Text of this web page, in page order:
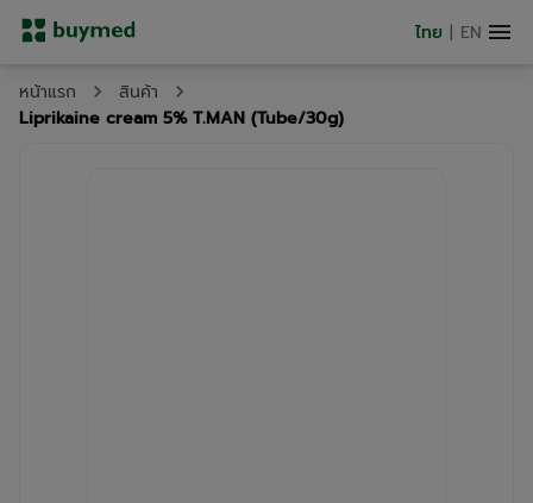
ไทย | EN
หน้าแรก
สินค้า
Liprikaine cream 5% T.MAN (Tube/30g)